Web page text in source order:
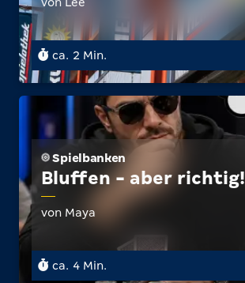
ca. 2 Min.
Spielbanken
Bluffen - aber richtig!
von Maya
ca. 4 Min.